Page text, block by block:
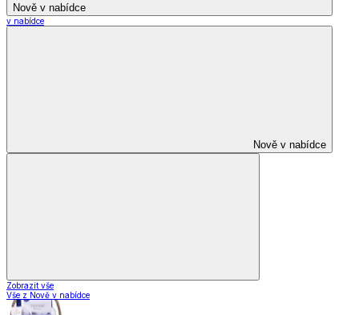
Nově v nabídce
v nabídce
Nově v nabídce
Zobrazit vše
Vše z Nově v nabídce